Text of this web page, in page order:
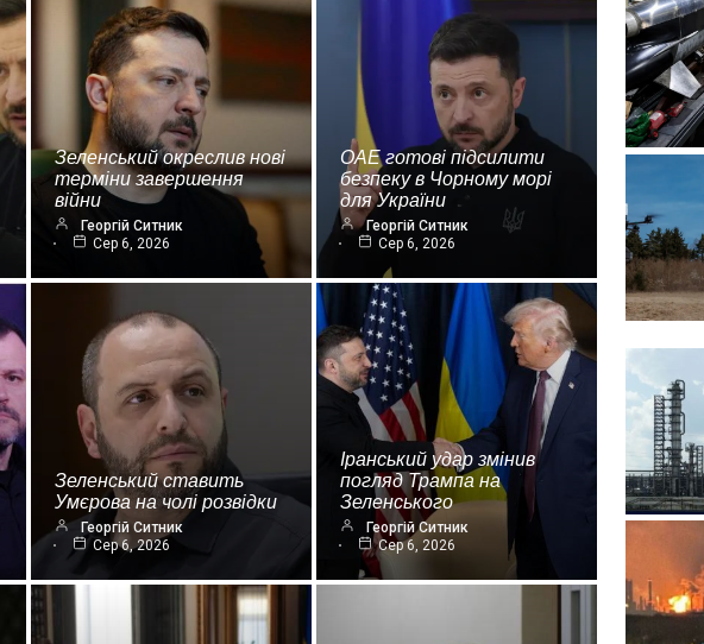
Зеленський окреслив нові
терміни завершення
війни
Георгій Ситник
Сер 6, 2026
ОАЕ готові підсилити
безпеку в Чорному морі
для України
Георгій Ситник
Сер 6, 2026
Зеленський ставить
Умєрова на чолі розвідки
Георгій Ситник
Сер 6, 2026
Іранський удар змінив
погляд Трампа на
Зеленського
Георгій Ситник
Сер 6, 2026